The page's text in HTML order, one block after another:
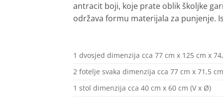
antracit boji, koje prate oblik školjke
održava formu materijala za punjenje.
1 dvosjed dimenzija cca 77 cm x 125 cm x
2 fotelje svaka dimenzija cca 77 cm x 71,5
1 stol dimenzija cca 40 cm x 60 cm (V x Ø)